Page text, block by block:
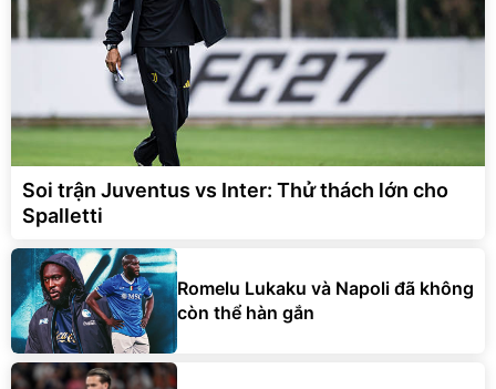
Soi trận Juventus vs Inter: Thử thách lớn cho
Spalletti
Romelu Lukaku và Napoli đã không
còn thể hàn gắn